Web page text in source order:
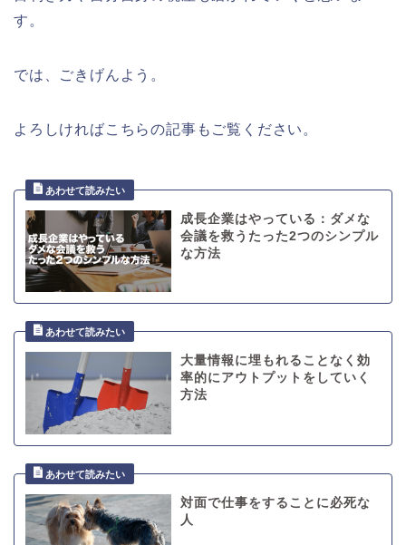
す。
では、ごきげんよう。
よろしければこちらの記事もご覧ください。
成長企業はやっている：ダメな
会議を救うたった2つのシンプル
な方法
大量情報に埋もれることなく効
率的にアウトプットをしていく
方法
対面で仕事をすることに必死な
人